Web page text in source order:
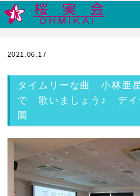
2021.06.17
タイムリーな曲 小林亜
で 歌いましょう♪ デイ
園